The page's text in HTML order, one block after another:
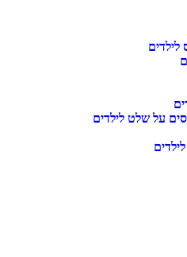
לילדים
על שלט לילדים